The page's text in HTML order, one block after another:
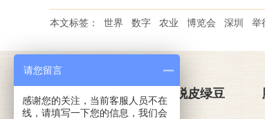
本文标签： 世界 数字 农业 博览会 深圳 举
关于金威玛 脱皮绿豆
请您留言
感谢您的关注，当前客服人员不在
线，请填写一下您的信息，我们会